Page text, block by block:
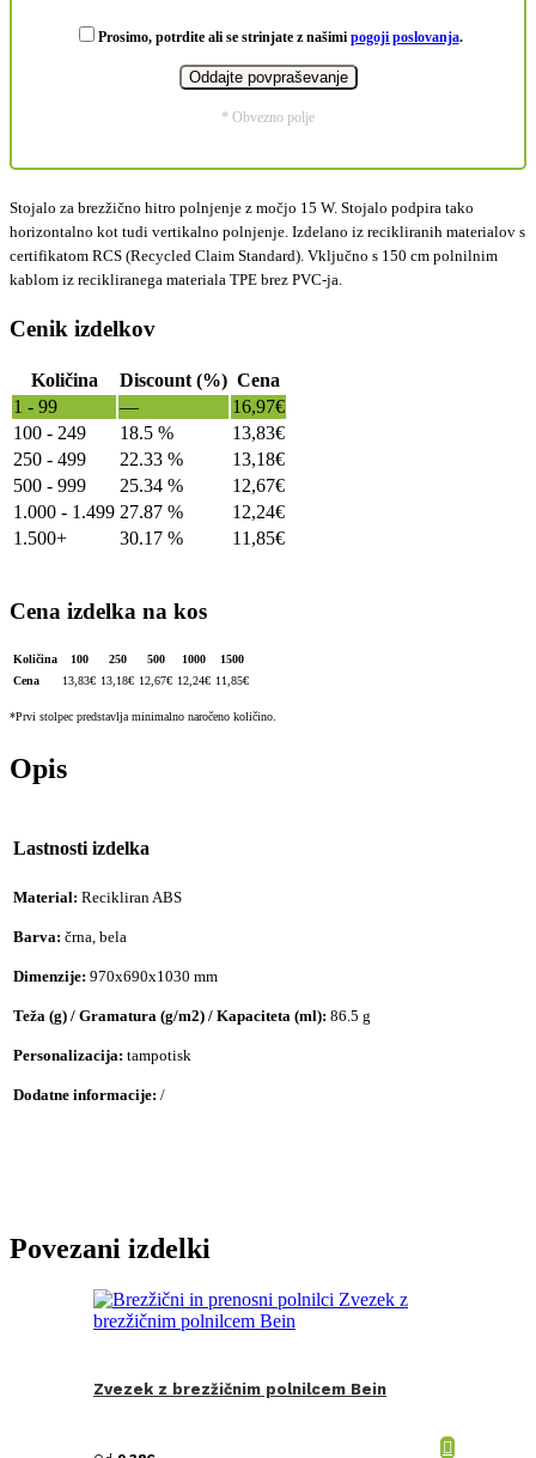
Prosimo, potrdite ali se strinjate z našimi pogoji poslovanja.
* Obvezno polje
Stojalo za brezžično hitro polnjenje z močjo 15 W. Stojalo podpira tako
horizontalno kot tudi vertikalno polnjenje. Izdelano iz recikliranih materialov s
certifikatom RCS (Recycled Claim Standard). Vključno s 150 cm polnilnim
kablom iz recikliranega materiala TPE brez PVC-ja.
Cenik izdelkov
Količina Discount (%) Cena
1 - 99
— 16,97€
100 - 249
18.5 % 13,83€
250 - 499
22.33 % 13,18€
500 - 999
25.34 % 12,67€
1.000 - 1.499 27.87 % 12,24€
1.500+
30.17 % 11,85€
Cena izdelka na kos
Količina 100 250 500 1000
1500
Cena
13,83€ 13,18€ 12,67€ 12,24€ 11,85€
*Prvi stolpec predstavlja minimalno naročeno količino.
Opis
Lastnosti izdelka
Material: Recikliran ABS
Barva: črna, bela
Dimenzije: 970x690x1030 mm
Teža (g) / Gramatura (g/m2) / Kapaciteta (ml): 86.5 g
Personalizacija: tampotisk
Dodatne informacije: /
Povezani izdelki
Zvezek z brezžičnim polnilcem Bein